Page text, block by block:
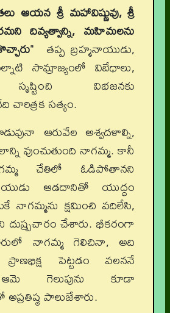
ఆయన శ్రీ మహావిష్ణువు, శ్రీ
దివ్యత్వాన్ని, మహిమలను
" తప్ప బ్రహ్మనాయుడు,
సామ్రాజ్యంలో విబేధాలు,
విభజనకు
సత్యం.
ఆరువేల అశ్వదళాల్ని,
వుంచుతుంది నాగమ్మ. కానీ
చేతిలో ఓడిపోతానని
ఆడదానితో యుద్ధం
నాగమ్మను క్షమించి వదిలేసి,
దుష్ప్రచారం చేశారు. భీకరంగా
నాగమ్మ గెలిచినా, అది
ప్రాణభిక్ష పెట్టడం వలననే
గెలుపును కూడా
పాలుజేశారు.